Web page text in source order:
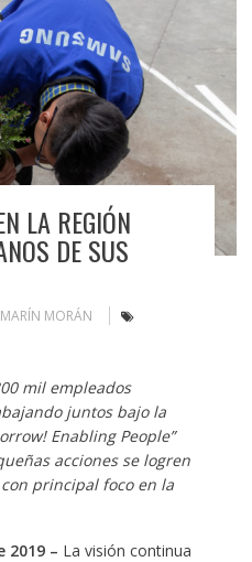
LA REGIÓN
DE SUS
MORÁN
mil empleados
juntos bajo la
Enabling People”
acciones se logren
principal foco en la
2019 – La visión continua